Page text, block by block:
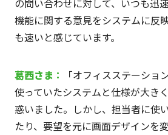
の問い合わせに対して、いつも迅
機能に関する意見をシステムに反
も速いと感じています。
葛西さま ：
「オフィスステーショ
使っていたシステムと仕様が大き
惑いました。しかし、担当者に使
たり、要望を元に画面デザインを